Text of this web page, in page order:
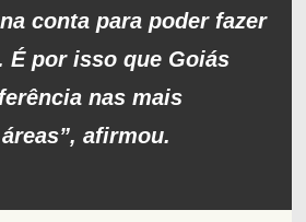
conta para poder fazer
É por isso que Goiás
nas mais
afirmou.